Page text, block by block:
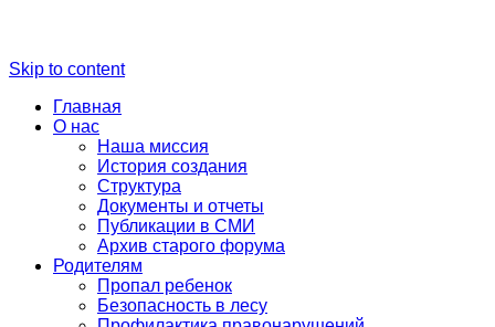
Skip to content
Главная
О нас
Наша миссия
История создания
Структура
Документы и отчеты
Публикации в СМИ
Архив старого форума
Родителям
Пропал ребенок
Безопасность в лесу